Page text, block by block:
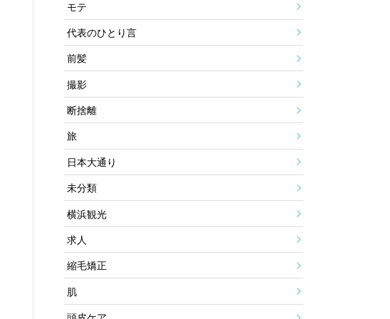
モテ
代表のひとり言
前髪
撮影
断捨離
旅
日本大通り
未分類
横浜観光
求人
縮毛矯正
肌